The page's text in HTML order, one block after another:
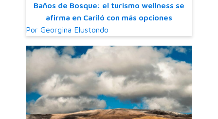
Baños de Bosque: el turismo wellness se
afirma en Cariló con más opciones
Por Georgina Elustondo